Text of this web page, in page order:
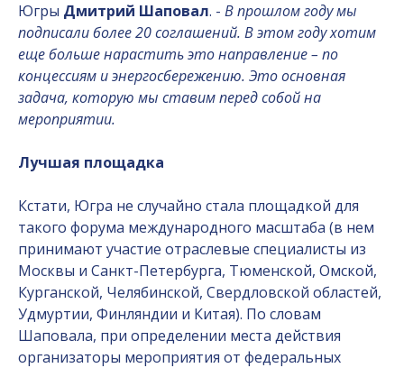
Югры Дмитрий Шаповал. - В прошлом году мы
подписали более 20 соглашений. В этом году хотим
еще больше нарастить это направление – по
концессиям и энергосбережению. Это основная
задача, которую мы ставим перед собой на
мероприятии.
Лучшая площадка
Кстати, Югра не случайно стала площадкой для
такого форума международного масштаба (в нем
принимают участие отраслевые специалисты из
Москвы и Санкт-Петербурга, Тюменской, Омской,
Курганской, Челябинской, Свердловской областей,
Удмуртии, Финляндии и Китая). По словам
Шаповала, при определении места действия
организаторы мероприятия от федеральных